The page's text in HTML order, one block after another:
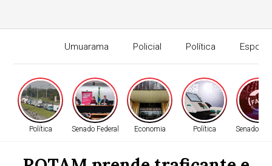
Umuarama Policial Política
Edição
Política Senado Federal Economia Política Senado